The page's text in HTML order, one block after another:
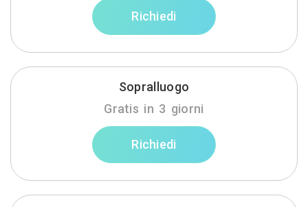
Richiedi
Sopralluogo
Gratis in 3 giorni
Richiedi